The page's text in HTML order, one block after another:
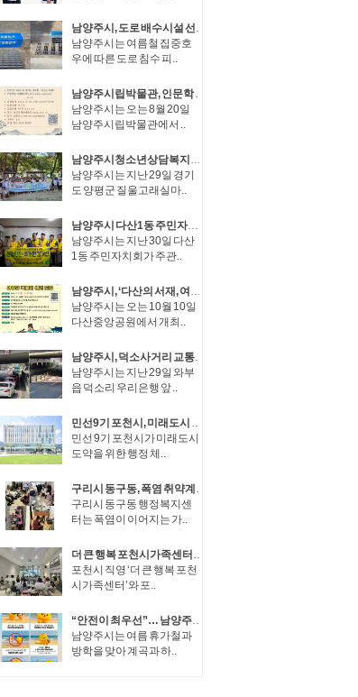
남양주시, 도로 배수시설 선제 정비… 수해 대응력 높여
남양주시는 여름철 집중호
우에 따른 도로 침수 피..
남양주시립박물관, 인문학 강좌 ‘남양주견문록’ 운영
남양주시는 오는 8월 20일
남양주시립박물관에서 ..
남양주시청소년상담복지센터, ‘2026 여름방학 1Day 가족 캠프’ 성료
남양주시는 지난 29일 경기
도 양평군 질울고래실마..
남양주시 다산1동 주민자치회, 재능기부로 안전취약가구 주거환경 개선
남양주시는 지난 30일 다산
1동 주민자치회가 주관..
남양주시, ‘다산의 서재, 여유당 북페어’ 참여 판매자 모집
남양주시는 오는 10월 10일
다산중앙공원에서 개최..
남양주시, 덕소사거리 교통운영체계 개선… 상습 정체 완화
남양주시는 지난 29일 와부
읍 덕소리 우리은행 앞 ..
민선9기 포천시, 미래도시 도약을 위한 조직개편 단행
민선 9기 포천시가 미래도시
도약을 위한 행정 체..
구리시 동구동, 폭염 취약계층 70가구 집중 안부 확인
구리시 동구동 행정복지센
터는 폭염이 이어지는 가..
더 큰 행복 포천시가족센터–포천문화관광재단, 다문화가족 대상 이중언어 부모·가족 코칭 성공적으로 운영
포천시 직영 ‘더 큰 행복 포천
시가족센터’와 포..
“안전이 최우선”… 남양주시, 여름철 물놀이 현장 관리 강화
남양주시는 여름 휴가철과
방학을 맞아 계곡과 하..